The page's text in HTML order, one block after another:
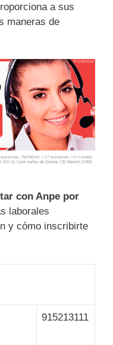
a sus
maneras de
con Anpe por
laborales
y cómo inscribirte
915213111